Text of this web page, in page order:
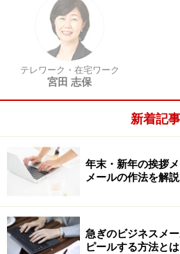
テレワーク・在宅ワーク
宮田 志保
新着記事
年末・新年の挨拶
メールの作法を解説
急ぎのビジネスメ
ピールする方法とは